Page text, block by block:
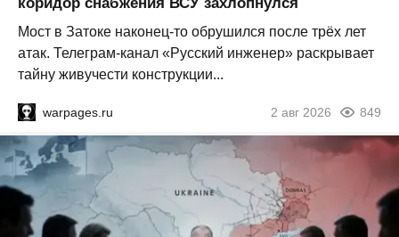
Мост в Затоке наконец-то обрушился после трёх лет
атак. Телеграм-канал «Русский инженер» раскрывает
тайну живучести конструкции...
warpages.ru 2 авг 2026 849